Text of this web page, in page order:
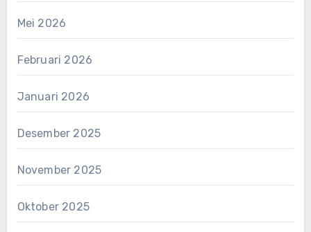
Mei 2026
Februari 2026
Januari 2026
Desember 2025
November 2025
Oktober 2025